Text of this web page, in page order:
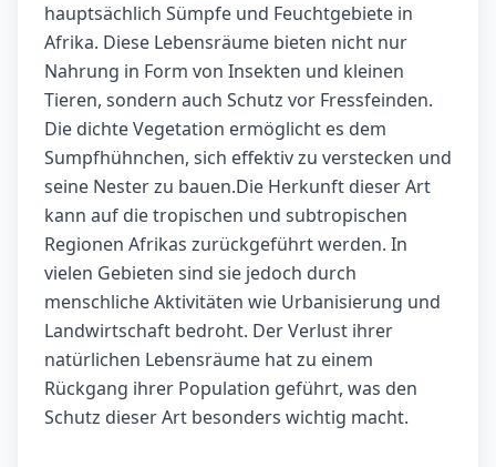
hauptsächlich Sümpfe und Feuchtgebiete in
Afrika. Diese Lebensräume bieten nicht nur
Nahrung in Form von Insekten und kleinen
Tieren, sondern auch Schutz vor Fressfeinden.
Die dichte Vegetation ermöglicht es dem
Sumpfhühnchen, sich effektiv zu verstecken und
seine Nester zu bauen.Die Herkunft dieser Art
kann auf die tropischen und subtropischen
Regionen Afrikas zurückgeführt werden. In
vielen Gebieten sind sie jedoch durch
menschliche Aktivitäten wie Urbanisierung und
Landwirtschaft bedroht. Der Verlust ihrer
natürlichen Lebensräume hat zu einem
Rückgang ihrer Population geführt, was den
Schutz dieser Art besonders wichtig macht.